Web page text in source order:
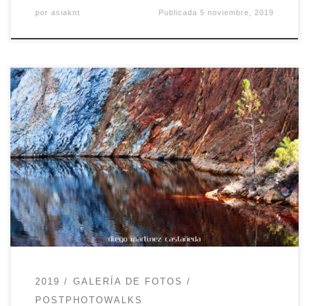
por asiaknt Publicada5 noviembre, 2019
Empieza a no ser divertido que cuando
quedamos en La Cartuja para hacer fotos o,
como en esta ocasión, para salir hacia Riotinto,
tenga lugar un evento deportivo que haga que
cierren los accesos a la isla. Ayer fue un triatlón
el que nos volvió locos intentando organizar a la
[…]
2019
GALERÍA DE FOTOS
POSTPHOTOWALKS